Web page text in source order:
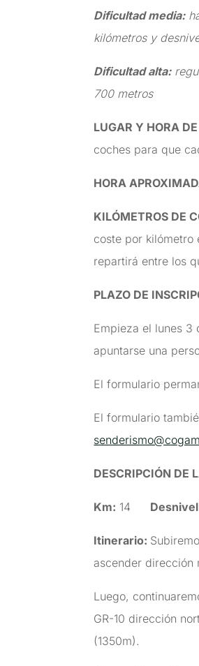
Dificultad media:
kilómetros y
Dificultad alta:
700 metros
LUGAR Y HORA
coches para que
HORA
KILÓMETROS DE
coste por kilómetro
repartirá entre los
PLAZO DE
Empieza el lunes 3
apuntarse una
El formulario
El formulario
DESCRIPCIÓN DE
Km: 14
Itinerario:
ascender dirección
Luego,
GR-10 dirección
(1350m).